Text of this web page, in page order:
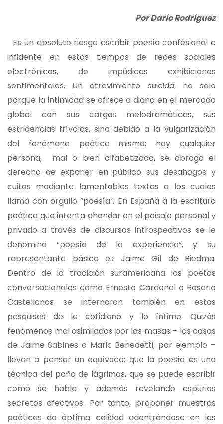
Por Darío Rodríguez
Es un absoluto riesgo escribir poesía confesional e
infidente en estos tiempos de redes sociales
electrónicas, de impúdicas exhibiciones
sentimentales. Un atrevimiento suicida, no solo
porque la intimidad se ofrece a diario en el mercado
global con sus cargas melodramáticas, sus
estridencias frívolas, sino debido a la vulgarización
del fenómeno poético mismo: hoy cualquier
persona, mal o bien alfabetizada, se abroga el
derecho de exponer en público sus desahogos y
cuitas mediante lamentables textos a los cuales
llama con orgullo “poesía”. En España a la escritura
poética que intenta ahondar en el paisaje personal y
privado a través de discursos introspectivos se le
denomina “poesía de la experiencia”, y su
representante básico es Jaime Gil de Biedma.
Dentro de la tradición suramericana los poetas
conversacionales como Ernesto Cardenal o Rosario
Castellanos se internaron también en estas
pesquisas de lo cotidiano y lo íntimo. Quizás
fenómenos mal asimilados por las masas – los casos
de Jaime Sabines o Mario Benedetti, por ejemplo –
llevan a pensar un equívoco: que la poesía es una
técnica del paño de lágrimas, que se puede escribir
como se habla y además revelando espurios
secretos afectivos. Por tanto, proponer muestras
poéticas de óptima calidad adentrándose en las